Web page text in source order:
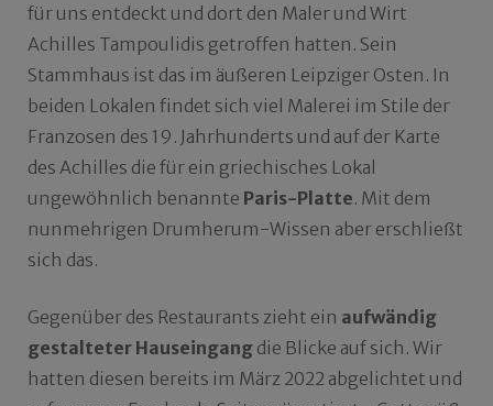
für uns entdeckt und dort den Maler und Wirt
Achilles Tampoulidis getroffen hatten. Sein
Stammhaus ist das im äußeren Leipziger Osten. In
beiden Lokalen findet sich viel Malerei im Stile der
Franzosen des 19. Jahrhunderts und auf der Karte
des Achilles die für ein griechisches Lokal
ungewöhnlich benannte Paris-Platte. Mit dem
nunmehrigen Drumherum-Wissen aber erschließt
sich das.
Gegenüber des Restaurants zieht ein aufwändig
gestalteter Hauseingang die Blicke auf sich. Wir
hatten diesen bereits im März 2022 abgelichtet und